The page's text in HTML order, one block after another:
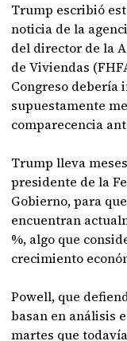
Trump escribió
noticia de la
del director de la
de Viviendas
Congreso debería
supuestamente
comparecencia
Trump lleva
presidente de la
Gobierno, para
encuentran
%, algo que
crecimiento
Powell, que
basan en análisis
martes que